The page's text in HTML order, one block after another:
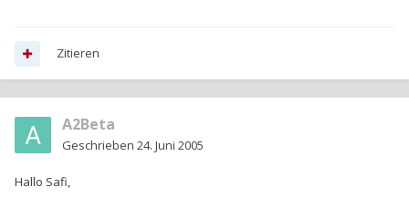
Zitieren
A2Beta
Geschrieben 24. Juni 2005
Hallo Safi,